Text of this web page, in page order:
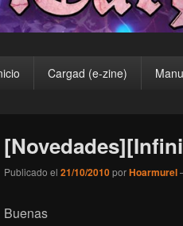
¡Cargad!
Cargad (e-zine)
Publicado el 21/10/2010porHoarmurel
Buenas